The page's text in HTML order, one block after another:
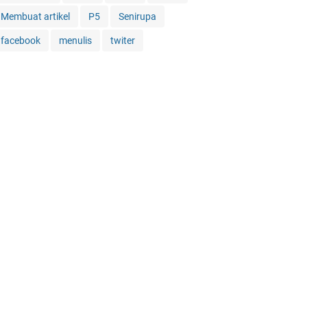
Membuat artikel P5 Senirupa
facebook menulis twiter